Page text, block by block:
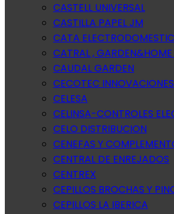
CASTELL UNIVERSAL
CASTILLA PAPEL JM
CATA
CATRAL ,
CAUDAL GARDEN
CECOTEC INNOVACIONES
CELESA
CELINSA-CONTROLES
CELO DISTRIBUCION
CENEFAS Y
CENTRAL DE ENREJADOS
CENTREX
CEPILLOS BROCHAS Y
CEPILLOS LA IBERICA